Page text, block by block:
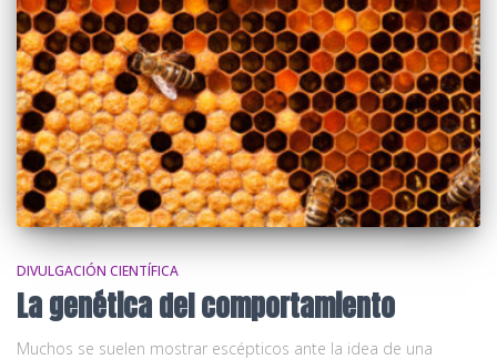
DIVULGACIÓN CIENTÍFICA
La genética del comportamiento
Muchos se suelen mostrar escépticos ante la idea de una